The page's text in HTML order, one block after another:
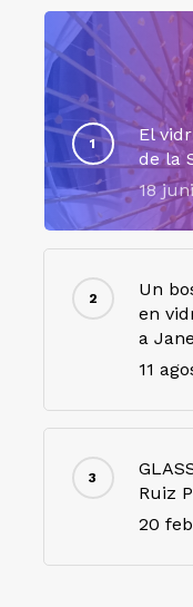
El
de la
18
Un
en
a
11
Ruiz
20